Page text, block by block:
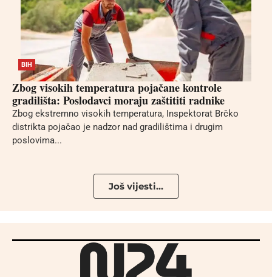
BIH
Zbog visokih temperatura pojačane kontrole
gradilišta: Poslodavci moraju zaštititi radnike
Zbog ekstremno visokih temperatura, Inspektorat Brčko
distrikta pojačao je nadzor nad gradilištima i drugim
poslovima...
Još vijesti...